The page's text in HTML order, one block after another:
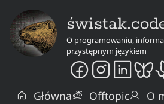
O programowaniu,
przystępnym językiem
Główna Offtopic O